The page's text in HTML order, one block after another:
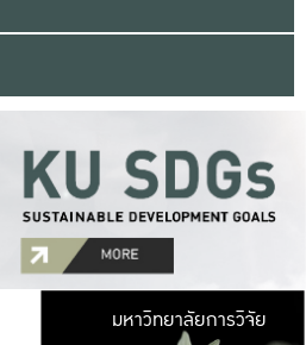
มหาวิ
มหาวิทยาลัยการวิจัย